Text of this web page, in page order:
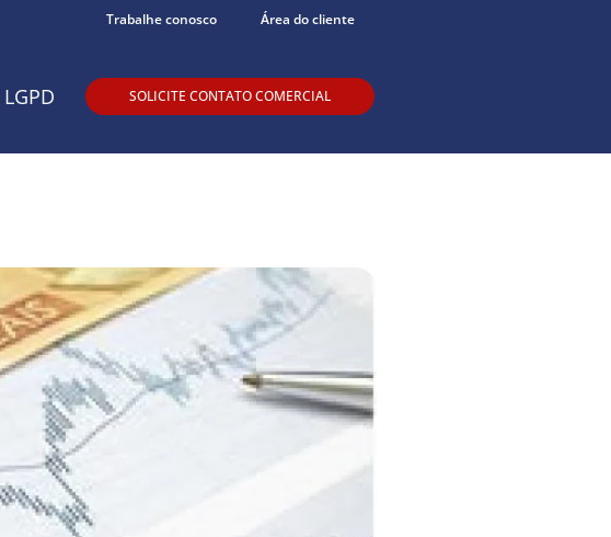
Trabalhe conosco Área do cliente
LGPD SOLICITE CONTATO COMERCIAL